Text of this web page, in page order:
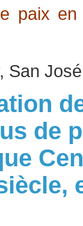
paix
, San
de